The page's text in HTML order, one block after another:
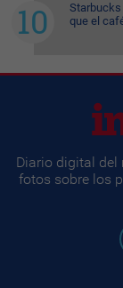
Starbucks
que el
Diario digital del
fotos sobre los